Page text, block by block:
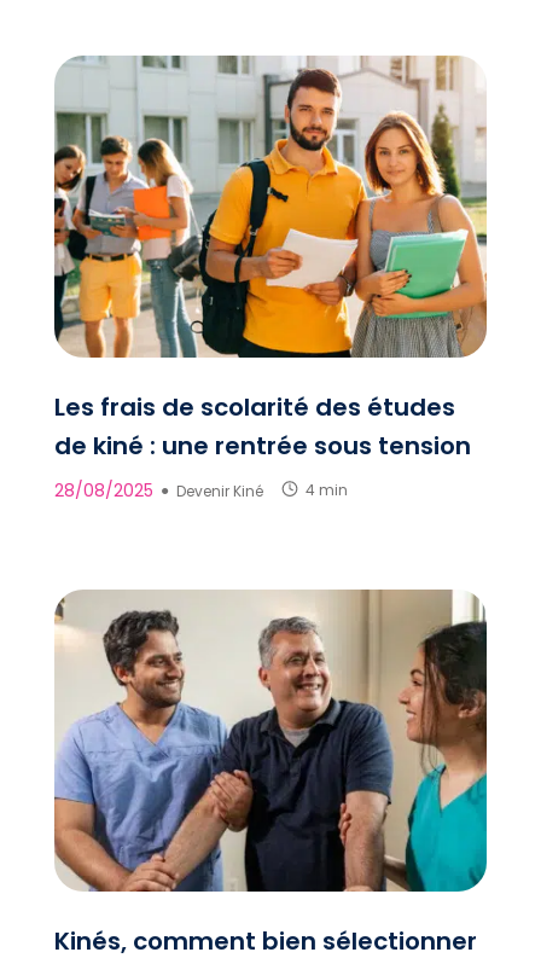
Les frais de scolarité des études
de kiné : une rentrée sous tension
28/08/2025 ● Devenir Kiné 4 min
Kinés, comment bien sélectionner